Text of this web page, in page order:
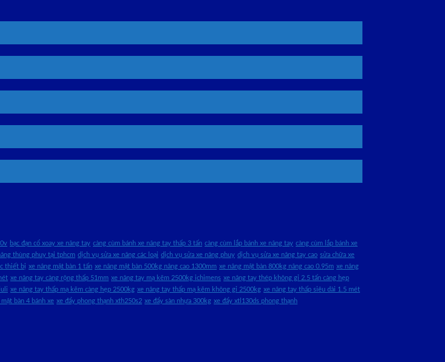
bạc đạn cổ xoay xe nâng tay càng cùm bánh xe nâng tay thấp 3 tấn càng cùm lắp bánh xe nâng tay càng cùm lắp bánh xe
thùng phuy tại tphcm dịch vụ sửa xe nâng các loại dịch vụ sửa xe nâng phuy dịch vụ sửa xe nâng tay cao sửa chữa xe
thiết bị xe nâng mặt bàn 1 tấn xe nâng mặt bàn 500kg nâng cao 1300mm xe nâng mặt bàn 800kg nâng cao 0.95m xe nâng
xe nâng tay càng rộng thấp 51mm xe nâng tay mạ kẽm 2500kg ichimens xe nâng tay thép không gỉ 2.5 tấn càng hẹp
xe nâng tay thấp mạ kẽm càng hẹp 2500kg xe nâng tay thấp mạ kẽm không gỉ 2500kg xe nâng tay thấp siêu dài 1.5 mét
bàn 4 bánh xe xe đẩy phong thạnh xth250s2 xe đẩy sàn nhựa 300kg xe đẩy xtl130ds phong thạnh